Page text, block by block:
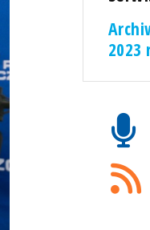
2023